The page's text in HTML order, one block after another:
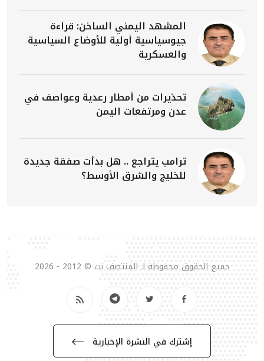
المشهد اليمني الساخن: قراءة
جيوسياسية أولية للأوضاع السياسية
والعسكرية
تحذيرات من أمطار رعدية وعواصف في
عدن ومرتفعات اليمن
ترامب يتراجع .. هل بدأت صفقة جديدة
للخليج والشرق الأوسط؟
جميع الحقوق محفوظة لـ المنتصف نت © 2012 - 2026
إشترك في النشرة الإخبارية